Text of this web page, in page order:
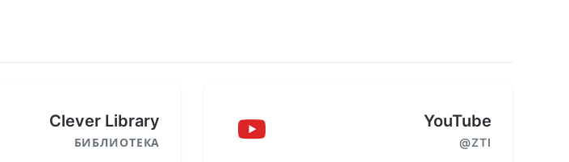
Clever Library
БИБЛИОТЕКА
YouTube
@ZTI